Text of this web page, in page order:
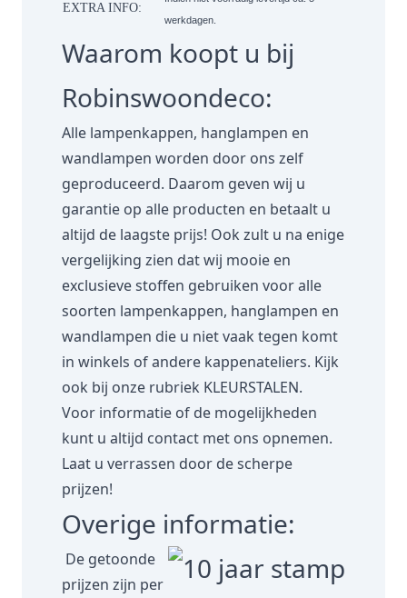
EXTRA INFO:
werkdagen.
Waarom koopt u bij
Robinswoondeco:
Alle lampenkappen, hanglampen en
wandlampen worden door ons zelf
geproduceerd. Daarom geven wij u
garantie op alle producten en betaalt u
altijd de laagste prijs! Ook zult u na enige
vergelijking zien dat wij mooie en
exclusieve stoffen gebruiken voor alle
soorten lampenkappen, hanglampen en
wandlampen die u niet vaak tegen komt
in winkels of andere kappenateliers. Kijk
ook bij onze rubriek KLEURSTALEN.
Voor informatie of de mogelijkheden
kunt u altijd contact met ons opnemen.
Laat u verrassen door de scherpe
prijzen!
Overige informatie:
De getoonde
prijzen zijn per